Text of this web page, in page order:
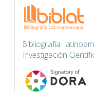
Bibliografía
Investigación